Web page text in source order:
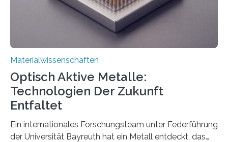
Materialwissenschaften
Optisch Aktive Metalle:
Technologien Der Zukunft
Entfaltet
Ein internationales Forschungsteam unter Federführung
der Universität Bayreuth hat ein Metall entdeckt, das